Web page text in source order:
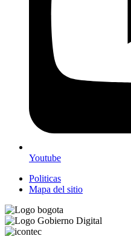
Youtube
Politicas
Mapa del sitio